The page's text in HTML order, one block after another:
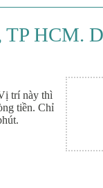
HCM.
trí này thì
tiền. Chỉ